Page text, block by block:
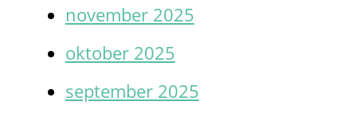
november 2025
oktober 2025
september 2025